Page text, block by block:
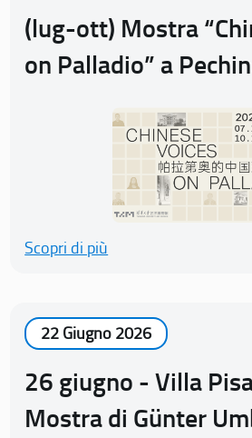
(lug-ott) Mostra
on Palladio” a
Scopri di più
22 Giugno 2026
26 giugno - Villa
Mostra di Günter